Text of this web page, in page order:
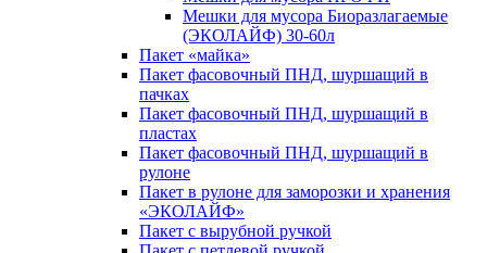
Мешки для мусора Биоразлагаемые
(ЭКОЛАЙФ) 30-60л
Пакет «майка»
Пакет фасовочный ПНД, шуршащий в
пачках
Пакет фасовочный ПНД, шуршащий в
пластах
Пакет фасовочный ПНД, шуршащий в
рулоне
Пакет в рулоне для заморозки и хранения
«ЭКОЛАЙФ»
Пакет с вырубной ручкой